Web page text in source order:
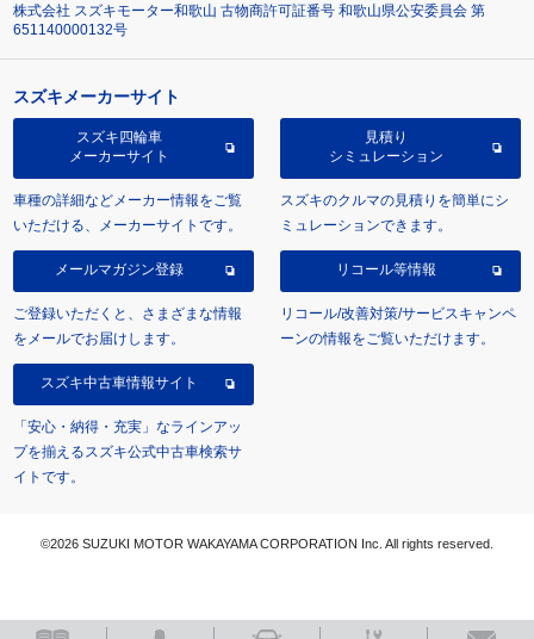
株式会社 スズキモーター和歌山 古物商許可証番号 和歌山県公安委員会 第
651140000132号
スズキメーカーサイト
スズキ四輪車
メーカーサイト
車種の詳細などメーカー情報をご覧
いただける、メーカーサイトです。
見積り
シミュレーション
スズキのクルマの見積りを簡単にシ
ミュレーションできます。
メールマガジン登録
ご登録いただくと、さまざまな情報
をメールでお届けします。
リコール等情報
リコール/改善対策/サービスキャンペ
ーンの情報をご覧いただけます。
スズキ中古車情報サイト
「安心・納得・充実」なラインアッ
プを揃えるスズキ公式中古車検索サ
イトです。
©2026 SUZUKI MOTOR WAKAYAMA CORPORATION Inc. All rights reserved.